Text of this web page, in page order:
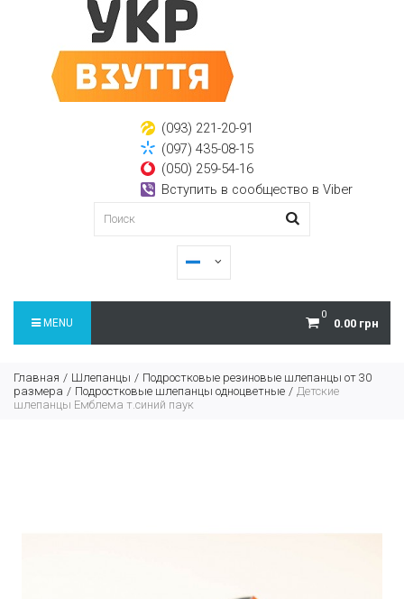
(093) 221-20-91
(097) 435-08-15
(050) 259-54-16
Вступить в сообщество в Viber
0
0.00 грн
MENU
Главная Шлепанцы
Подростковые резиновые шлепанцы от 30
размера
Подростковые шлепанцы одноцветные
Детские
шлепанцы Емблема т.синий паук